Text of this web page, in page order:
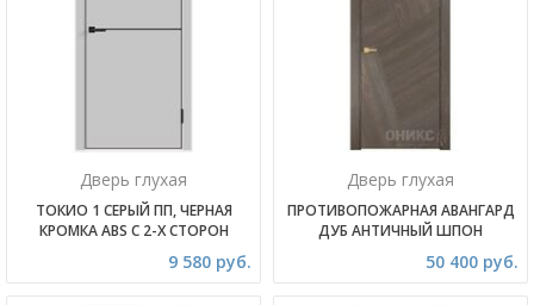
Дверь глухая
ТОКИО 1 СЕРЫЙ ПП, ЧЕРНАЯ
КРОМКА ABS С 2-Х СТОРОН
9 580 руб.
Дверь глухая
ПРОТИВОПОЖАРНАЯ АВАНГАРД
ДУБ АНТИЧНЫЙ ШПОН
50 400 руб.